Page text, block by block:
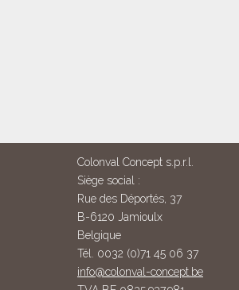
Colonval Concept s.p.r.l.
Siège social :
Rue des Déportés, 37
B-6120 Jamioulx
Belgique
Tél. 0032 (0)71 45 06 37
info@colonval-concept.be